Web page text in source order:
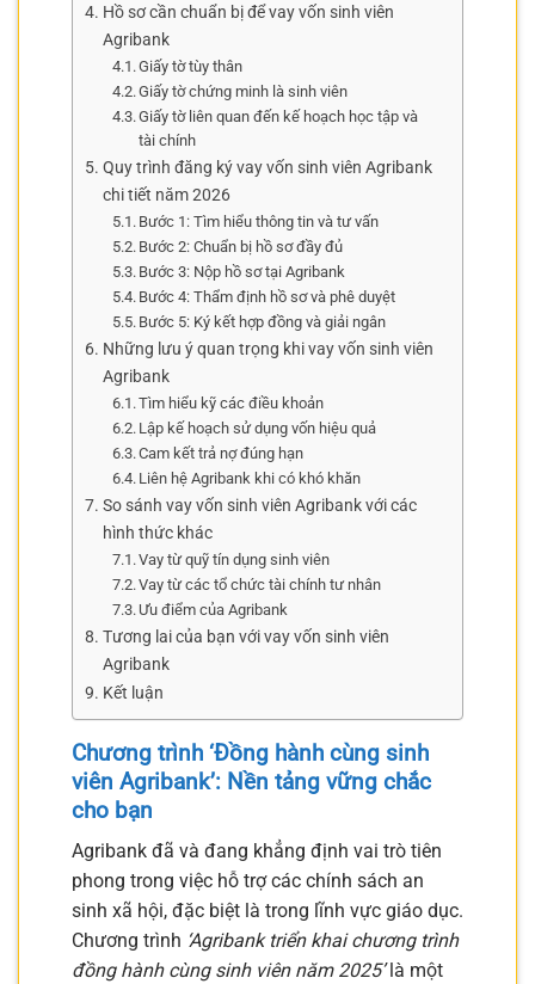
Hồ sơ cần chuẩn bị để vay vốn sinh viên
Agribank
Giấy tờ tùy thân
Giấy tờ chứng minh là sinh viên
Giấy tờ liên quan đến kế hoạch học tập và
tài chính
Quy trình đăng ký vay vốn sinh viên Agribank
chi tiết năm 2026
Bước 1: Tìm hiểu thông tin và tư vấn
Bước 2: Chuẩn bị hồ sơ đầy đủ
Bước 3: Nộp hồ sơ tại Agribank
Bước 4: Thẩm định hồ sơ và phê duyệt
Bước 5: Ký kết hợp đồng và giải ngân
Những lưu ý quan trọng khi vay vốn sinh viên
Agribank
Tìm hiểu kỹ các điều khoản
Lập kế hoạch sử dụng vốn hiệu quả
Cam kết trả nợ đúng hạn
Liên hệ Agribank khi có khó khăn
So sánh vay vốn sinh viên Agribank với các
hình thức khác
Vay từ quỹ tín dụng sinh viên
Vay từ các tổ chức tài chính tư nhân
Ưu điểm của Agribank
Tương lai của bạn với vay vốn sinh viên
Agribank
Kết luận
Chương trình ‘Đồng hành cùng sinh
viên Agribank’: Nền tảng vững chắc
cho bạn
Agribank đã và đang khẳng định vai trò tiên
phong trong việc hỗ trợ các chính sách an
sinh xã hội, đặc biệt là trong lĩnh vực giáo dục.
Chương trình ‘Agribank triển khai chương trình
đồng hành cùng sinh viên năm 2025’là một